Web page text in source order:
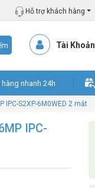
Hỗ trợ khách hàng
Tài Khoản
hàng nhanh 24h
IPC-S2XP-6M0WED 2 mắt
IPC-